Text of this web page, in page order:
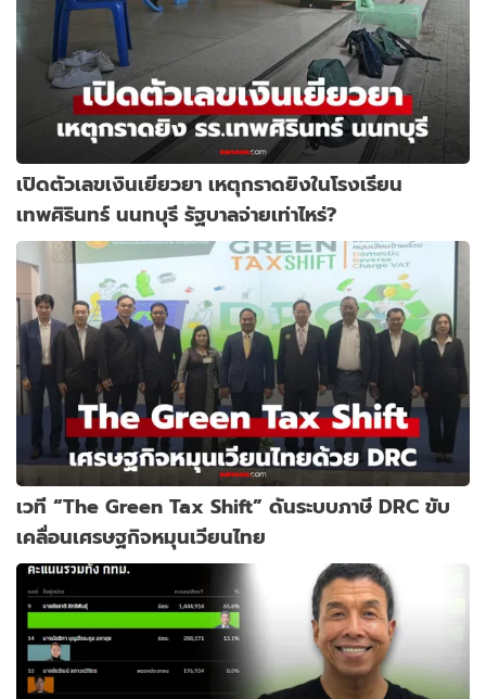
เปิดตัวเลขเงินเยียวยา เหตุกราดยิงในโรงเรียน
เทพศิรินทร์ นนทบุรี รัฐบาลจ่ายเท่าไหร่?
เวที “The Green Tax Shift” ดันระบบภาษี DRC ขับ
เคลื่อนเศรษฐกิจหมุนเวียนไทย